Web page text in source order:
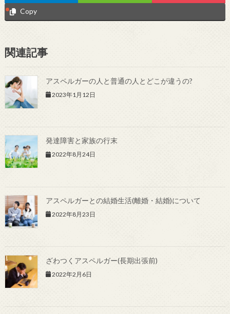
Copy
関連記事
アスペルガーの人と普通の人とどこが違うの?
2023年1月12日
発達障害と家族の行末
2022年8月24日
アスペルガーとの結婚生活(離婚・結婚)について
2022年8月23日
ざわつくアスペルガー(長期出張前)
2022年2月6日